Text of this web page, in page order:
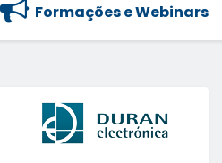
Formações e Webinars